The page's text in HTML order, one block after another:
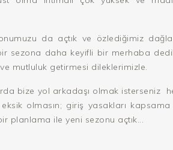
da açtık ve özlediğimiz
sezona daha keyifli bir merhaba
mutluluk getirmesi dileklerimizle.
bize yol arkadaşı olmak isterseniz
olmasın; giriş yasakları kapsama
planlama ile yeni sezonu açtık...